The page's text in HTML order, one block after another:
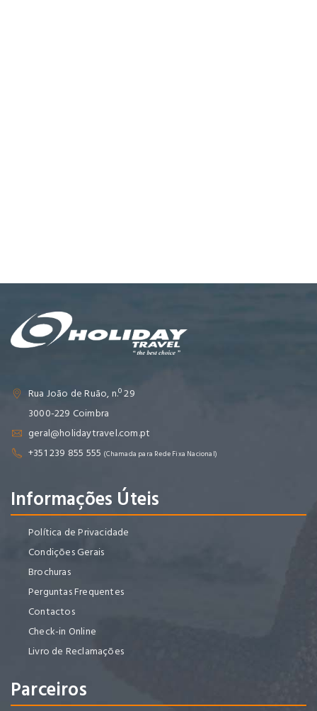
Rua João de Ruão, n.º 29
3000-229 Coimbra
geral@holidaytravel.com.pt
+351 239 855 555 (Chamada para Rede Fixa Nacional)
Informações Úteis
Política de Privacidade
Condições Gerais
Brochuras
Perguntas Frequentes
Contactos
Check-in Online
Livro de Reclamações
Parceiros